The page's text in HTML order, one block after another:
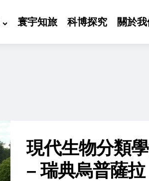
寰宇知旅 科博探究 關於我
現代生物分類
– 瑞典烏普薩拉